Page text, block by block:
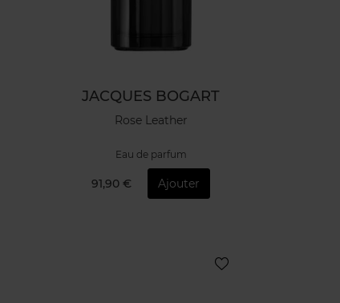
JACQUES BOGART
Rose Leather
Eau de parfum
91,90 € Ajouter